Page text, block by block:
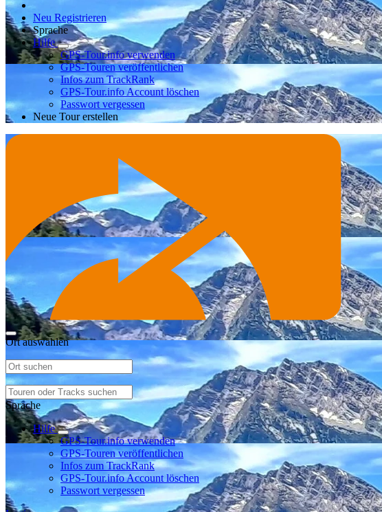
Neu Registrieren
Sprache
Hilfe
GPS-Tour.info verwenden
GPS-Touren veröffentlichen
Infos zum TrackRank
GPS-Tour.info Account löschen
Passwort vergessen
Neue Tour erstellen
Ort auswählen
Sprache
Hilfe
GPS-Tour.info verwenden
GPS-Touren veröffentlichen
Infos zum TrackRank
GPS-Tour.info Account löschen
Passwort vergessen